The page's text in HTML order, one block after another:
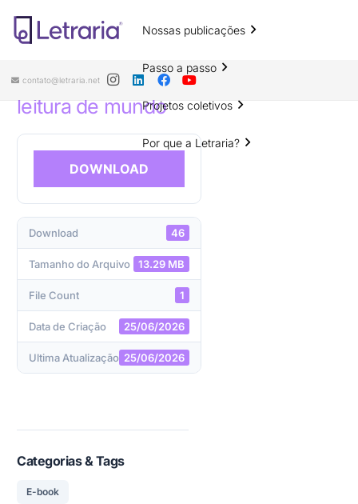
Nossas publicações
Passo a passo
Projetos coletivos
Por que a Letraria?
contato@letraria.net
A Educação pública básica, a
universidade, a política o direito e o
pensamento de Paulo Freire na
leitura de mundo
DOWNLOAD
Download 46
Tamanho do Arquivo 13.29 MB
File Count 1
Data de Criação 25/06/2026
Ultima Atualização 25/06/2026
Categorias & Tags
E-book